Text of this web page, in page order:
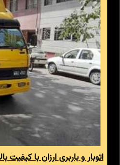
اتوبار و باربری ارزان با کیفیت